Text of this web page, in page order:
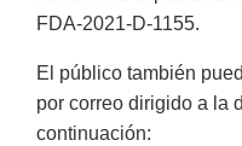
FDA-2021-D-1155.
El público también
por correo dirigido a la
continuación: